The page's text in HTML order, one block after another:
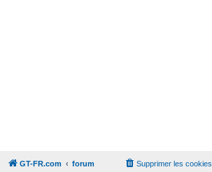
GT-FR.com forum Supprimer les cookies